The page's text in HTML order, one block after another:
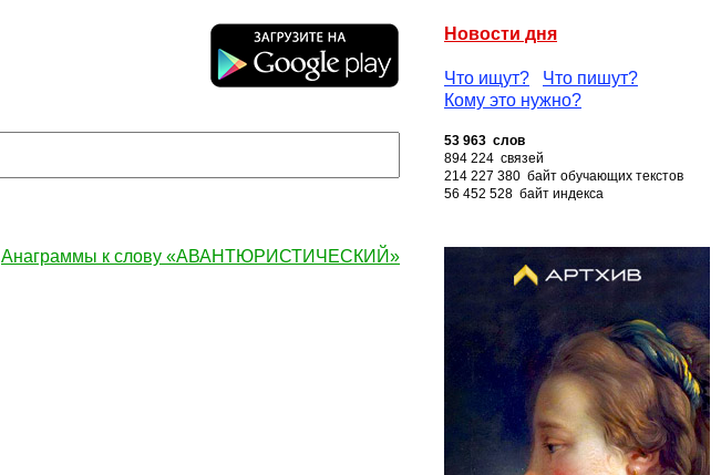
Новости дня
Что ищут?
Что пишут?
Кому это нужно?
53 963 слов
894 224 связей
214 227 380 байт обучающих текстов
56 452 528 байт индекса
Анаграммы к слову «АВАНТЮРИСТИЧЕСКИЙ»